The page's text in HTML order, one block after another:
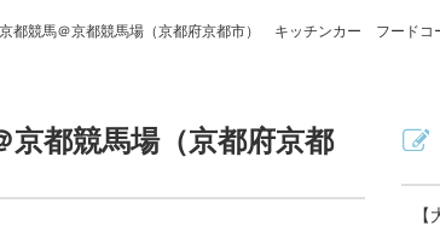
都競馬＠京都競馬場（京都府京都市） キッチンカー フードコ
京都競馬場（京都府京都